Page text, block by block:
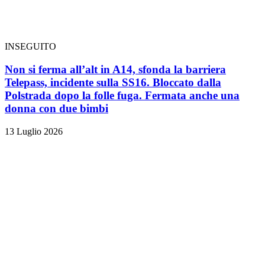
INSEGUITO
Non si ferma all’alt in A14, sfonda la barriera
Telepass, incidente sulla SS16. Bloccato dalla
Polstrada dopo la folle fuga. Fermata anche una
donna con due bimbi
13 Luglio 2026